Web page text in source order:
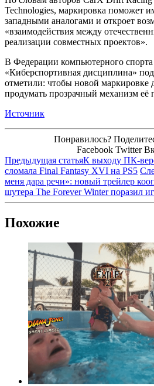
Technologies, маркировка поможет
западными аналогами и откроет
«взаимодействия между
реализации совместных проектов».
В Федерации компьютерного
«Киберспортивная дисциплина»
отметили: чтобы новой маркировке
продумать прозрачный механизм её
Источник
Понравилось?
Facebook Twitter
Предыдущая статьяК выходу ПК-
сломала Final Fantasy XVI на PS5
меня дара речи»: новый трейлер
шутера The Forever Winter поразил
Похожие